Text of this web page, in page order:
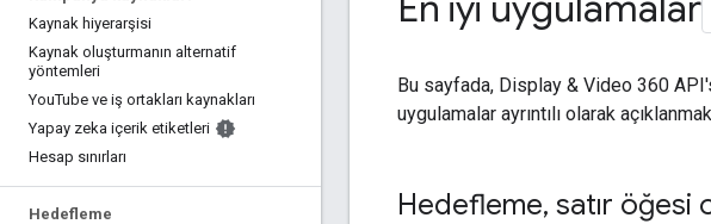
Kaynak hiyerarşisi
Kaynak oluşturmanın alternatif
yöntemleri
YouTube ve iş ortakları kaynakları
Yapay zeka içerik etiketleri
Hesap sınırları
Hedefleme
Bu sayfada, Display & Video 360
uygulamalar ayrıntılı olarak
Hedefleme, satır öğesi